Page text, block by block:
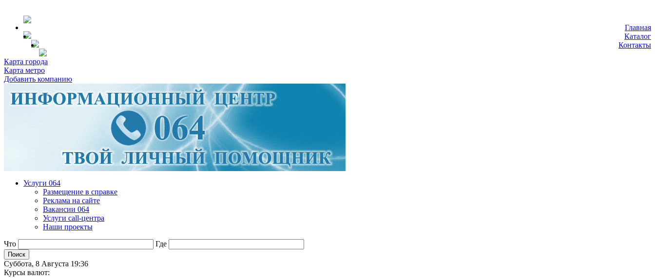
Главная
Каталог
Контакты
Карта города
Карта метро
Добавить компанию
Услуги 064
Размещение в справке
Реклама на сайте
Вакансии 064
Услуги call-центра
Наши проекты
Что Где
Суббота, 8 Августа 19:36
Курсы валют: